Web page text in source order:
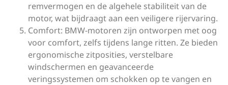
remvermogen en de algehele stabiliteit van de
motor, wat bijdraagt aan een veiligere rijervaring.
Comfort: BMW-motoren zijn ontworpen met oog
voor comfort, zelfs tijdens lange ritten. Ze bieden
ergonomische zitposities, verstelbare
windschermen en geavanceerde
veringssystemen om schokken op te vangen en